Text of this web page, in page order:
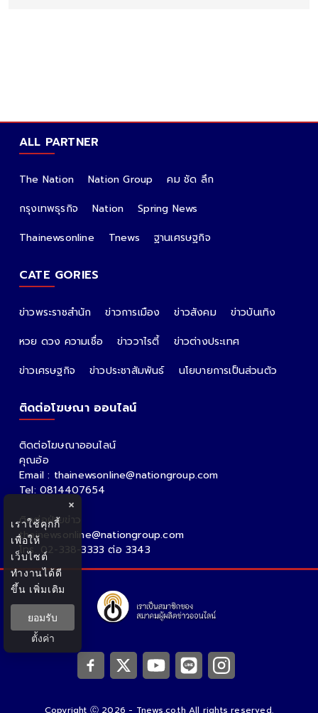
ALL PARTNER
The Nation Nation Group
คม ชัด ลึก
กรุงเทพธุรกิจ
Nation
Spring News
Thainewsonline
Tnews ฐานเศรษฐกิจ
CATE GORIES
ข่าวพระราชสำนัก ข่าวการเมือง ข่าวสังคม
ข่าวบันเทิง
หวย ดวง ความเชื่อ
ข่าววาไรตี้
ข่าวต่างประเทศ
ข่าวเศรษฐกิจ
ข่าวประชาสัมพันธ์ นโยบายการเป็นส่วนตัว
ติดต่อโฆษณา ออนไลน์
ติดต่อโฆษณาออนไลน์
คุณอ้อ
Email : thainewsonline@nationgroup.com
Tel: 0814407654
ติดต่อฝ่ายข่าว
thainewsonline@nationgroup.com
โทร. 02-338-3333 ต่อ 3343
Copyright Ⓒ 2026 - Tnews.co.th All rights reserved.
×
เราใช้คุกกี้
เพื่อให้
เว็บไซต์
ทำงานได้ดี
ขึ้น เพิ่มเติม
ยอมรับ
ตั้งค่า